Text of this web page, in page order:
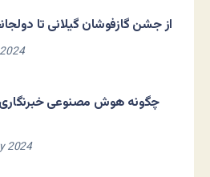
از جشن گازفوشان گیلانی تا
چگونه هوش مصنوعی خبرنگاری
2024